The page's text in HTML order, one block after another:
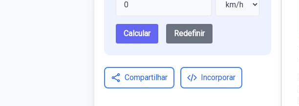
Calcular Redefinir
Compartilhar Incorporar